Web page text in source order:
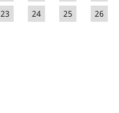
23 24 25
26